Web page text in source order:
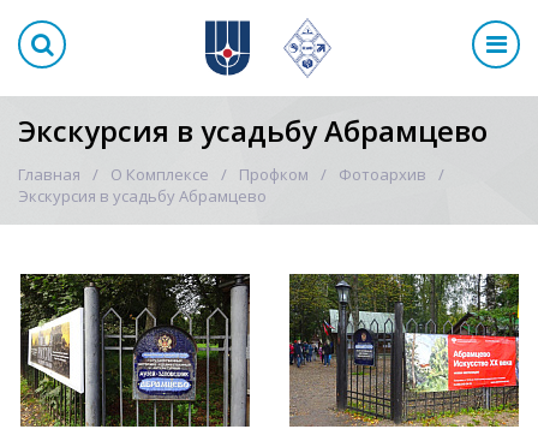
Экскурсия в усадьбу Абрамцево
Главная О Комплексе Профком
Фотоархив
Экскурсия в усадьбу Абрамцево